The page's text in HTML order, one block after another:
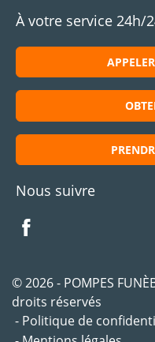
À votre service 24h/
Nous suivre
© 2026 - POMPES
droits réservés
Politique de